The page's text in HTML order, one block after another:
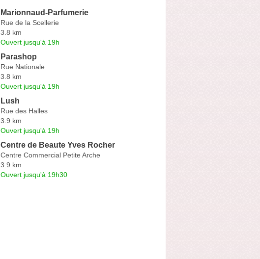
Marionnaud-Parfumerie
Rue de la Scellerie
3.8 km
Ouvert jusqu'à 19h
Parashop
Rue Nationale
3.8 km
Ouvert jusqu'à 19h
Lush
Rue des Halles
3.9 km
Ouvert jusqu'à 19h
Centre de Beaute Yves Rocher
Centre Commercial Petite Arche
3.9 km
Ouvert jusqu'à 19h30